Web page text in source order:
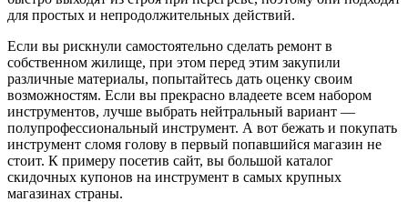
для простых и непродолжительных действий.
Если вы рискнули самостоятельно сделать ремонт в
собственном жилище, при этом перед этим закупили
различные материалы, попытайтесь дать оценку своим
возможностям. Если вы прекрасно владеете всем набором
инструментов, лучше выбрать нейтральный вариант —
полупрофессиональный инструмент. А вот бежать и покупать
инструмент сломя голову в первый попавшийся магазин не
стоит. К примеру посетив сайт, вы большой каталог
скидочных купонов на инструмент в самых крупных
магазинах страны.